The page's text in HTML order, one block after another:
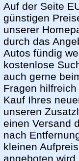
Auf der Seite
günstigen
unserer
durch das
Autos fündig
kostenlose
auch gerne
Fragen
Kauf Ihres
unseren
einen Versand
nach
kleinen
angeboten